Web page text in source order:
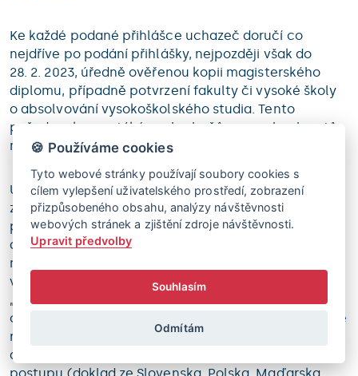
Ke každé podané přihlášce uchazeč doručí co
nejdříve po podání přihlášky, nejpozději však do
28. 2. 2023, úředně ověřenou kopii magisterského
diplomu, případně potvrzení fakulty či vysoké školy
o absolvování vysokoškolského studia. Tento
požadavek se netýká posluchačů, resp. absolventů
magisterského studia na MFF UK.
Uchazeči, kteří předchozí vzdělání absolvovali na
zahraniční vysoké škole, předloží za účelem doložení
předchozího vzdělání některý z následujících
dokladů: doklad o obecném uznání rovnocennosti
nebo platnosti zahraničního dokladu o dosažení
vysokoškolského vzdělání v České republice (tzv.
„nostrifikace“), nebo zahraniční doklad
o zahraničním vysokoškolském vzdělání, je-li v České
republice podle jejích mezinárodních závazků
automaticky rovnocenný bez dalšího úředního
🍪 Používáme cookies
Tyto webové stránky používají soubory cookies s
cílem vylepšení uživatelského prostředí, zobrazení
přizpůsobeného obsahu, analýzy návštěvnosti
webových stránek a zjištění zdroje návštěvnosti.
Upravit předvolby
Souhlasím
Odmítám